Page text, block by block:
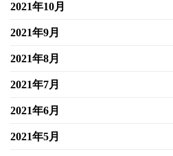
2021年10月
2021年9月
2021年8月
2021年7月
2021年6月
2021年5月